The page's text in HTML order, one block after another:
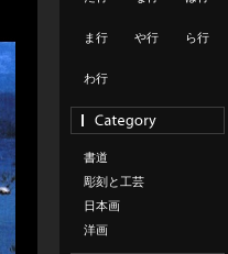
ま行 や行 ら行
わ行
書道
彫刻と工芸
日本画
洋画